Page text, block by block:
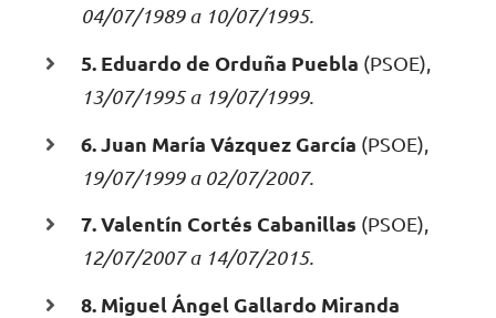
04/07/1989 a 10/07/1995.
5. Eduardo de Orduña Puebla (PSOE),
13/07/1995 a 19/07/1999.
6. Juan María Vázquez García (PSOE),
19/07/1999 a 02/07/2007.
7. Valentín Cortés Cabanillas (PSOE),
12/07/2007 a 14/07/2015.
8. Miguel Ángel Gallardo Miranda